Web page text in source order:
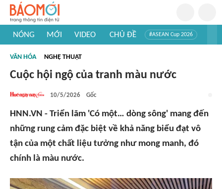
NÓNG MỚI VIDEO CHỦ ĐỀ #ASEAN Cup 2026
#Khám phá thế giới
VĂN HÓA NGHỆ THUẬT
Cuộc hội ngộ của tranh màu nước
10/5/2026 Gốc
HNN.VN - Triển lãm 'Có một… dòng sông' mang đến
những rung cảm đặc biệt về khả năng biểu đạt vô
tận của một chất liệu tưởng như mong manh, đó
chính là màu nước.